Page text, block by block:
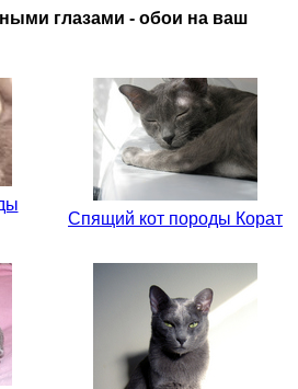
глазами - обои на ваш
Спящий кот породы Корат